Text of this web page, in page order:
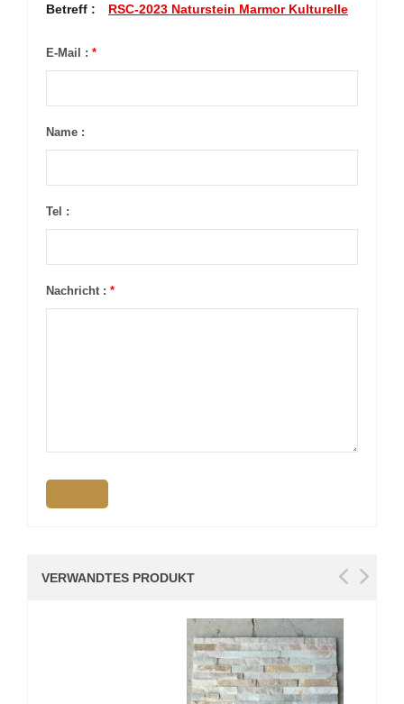
Betreff : RSC-2023 Naturstein Marmor Kulturelle
E-Mail : *
Name :
Tel :
Nachricht : *
VERWANDTES PRODUKT